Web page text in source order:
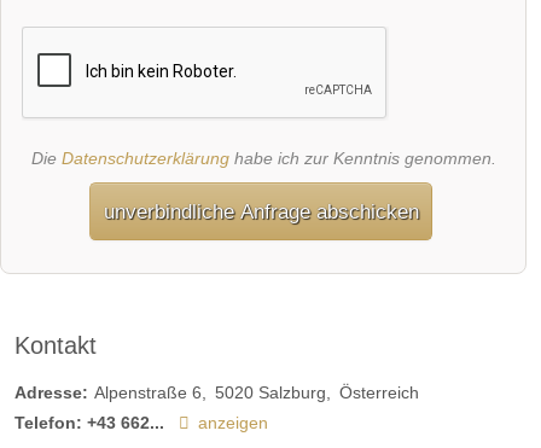
Die Datenschutzerklärunghabe ich zur Kenntnis genommen.
unverbindliche Anfrage abschicken
Kontakt
Adresse: Alpenstraße 6 5020 Salzburg
Österreich
Telefon: +43 662...
anzeigen